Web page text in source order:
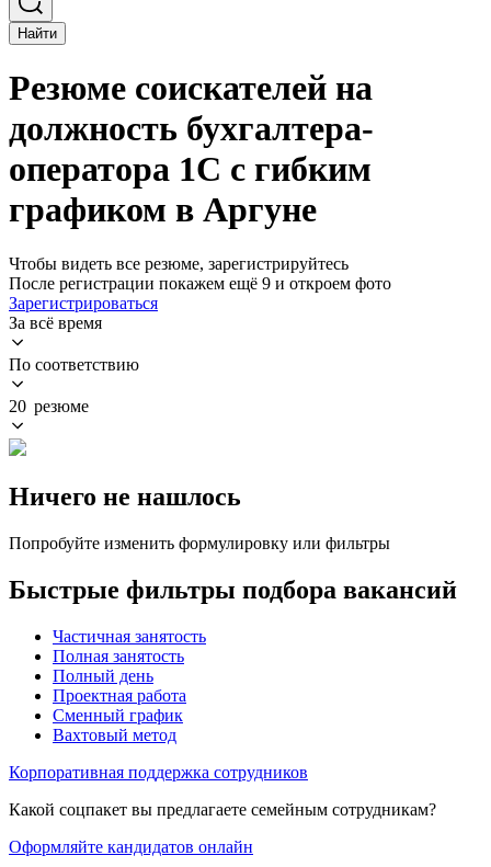
Найти
Резюме соискателей на
должность бухгалтера-
оператора 1С с гибким
графиком в Аргуне
Чтобы видеть все резюме, зарегистрируйтесь
После регистрации покажем ещё 9 и откроем фото
Зарегистрироваться
За всё время
По соответствию
20 резюме
Ничего не нашлось
Попробуйте изменить формулировку или фильтры
Быстрые фильтры подбора вакансий
Частичная занятость
Полная занятость
Полный день
Проектная работа
Сменный график
Вахтовый метод
Корпоративная поддержка сотрудников
Какой соцпакет вы предлагаете семейным сотрудникам?
Оформляйте кандидатов онлайн